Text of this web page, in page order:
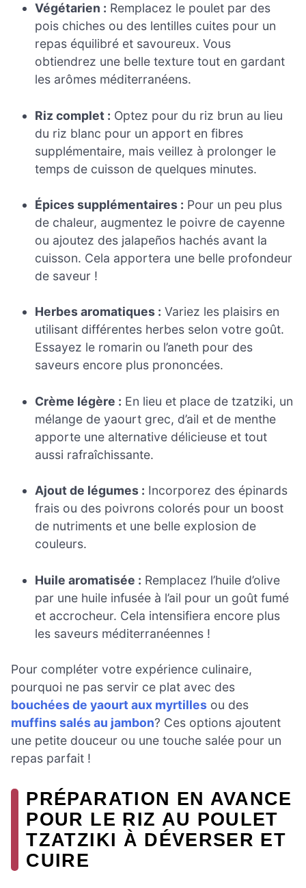
Végétarien : Remplacez le poulet par des
pois chiches ou des lentilles cuites pour un
repas équilibré et savoureux. Vous
obtiendrez une belle texture tout en gardant
les arômes méditerranéens.
Riz complet : Optez pour du riz brun au lieu
du riz blanc pour un apport en fibres
supplémentaire, mais veillez à prolonger le
temps de cuisson de quelques minutes.
Épices supplémentaires : Pour un peu plus
de chaleur, augmentez le poivre de cayenne
ou ajoutez des jalapeños hachés avant la
cuisson. Cela apportera une belle profondeur
de saveur !
Herbes aromatiques : Variez les plaisirs en
utilisant différentes herbes selon votre goût.
Essayez le romarin ou l’aneth pour des
saveurs encore plus prononcées.
Crème légère : En lieu et place de tzatziki, un
mélange de yaourt grec, d’ail et de menthe
apporte une alternative délicieuse et tout
aussi rafraîchissante.
Ajout de légumes : Incorporez des épinards
frais ou des poivrons colorés pour un boost
de nutriments et une belle explosion de
couleurs.
Huile aromatisée : Remplacez l’huile d’olive
par une huile infusée à l’ail pour un goût fumé
et accrocheur. Cela intensifiera encore plus
les saveurs méditerranéennes !
Pour compléter votre expérience culinaire,
pourquoi ne pas servir ce plat avec des
bouchées de yaourt aux myrtilles ou des
muffins salés au jambon? Ces options ajoutent
une petite douceur ou une touche salée pour un
repas parfait !
PRÉPARATION EN AVANCE
POUR LE RIZ AU POULET
TZATZIKI À DÉVERSER ET
CUIRE